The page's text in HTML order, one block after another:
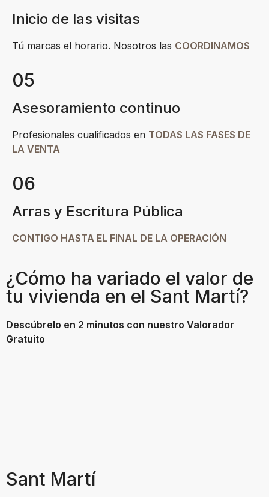
Inicio de las visitas
Tú marcas el horario. Nosotros las COORDINAMOS
05
Asesoramiento continuo
Profesionales cualificados en TODAS LAS FASES DE
LA VENTA
06
Arras y Escritura Pública
CONTIGO HASTA EL FINAL DE LA OPERACIÓN
¿Cómo ha variado el valor de
tu vivienda en el Sant Martí?
Descúbrelo en 2 minutos con nuestro Valorador
Gratuito
Sant Martí